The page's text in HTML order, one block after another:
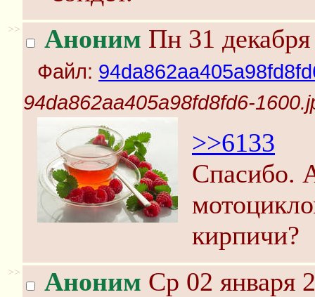
>> Аноним Пн 31
Файл:
94da862aa405a98fd8fd6-
>>6133
Спасибо.
кирпичи?
>> Аноним Ср 02 января